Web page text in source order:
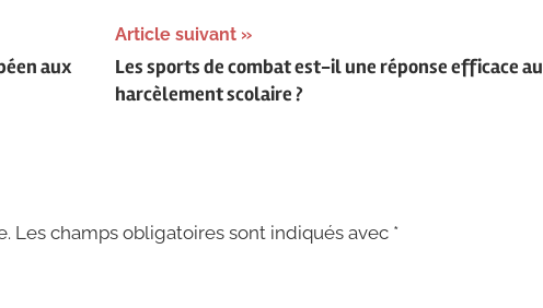
aux
Article suivant
Les sports de combat est-il une réponse efficace au
harcèlement scolaire ?
Les champs obligatoires sont indiqués avec *